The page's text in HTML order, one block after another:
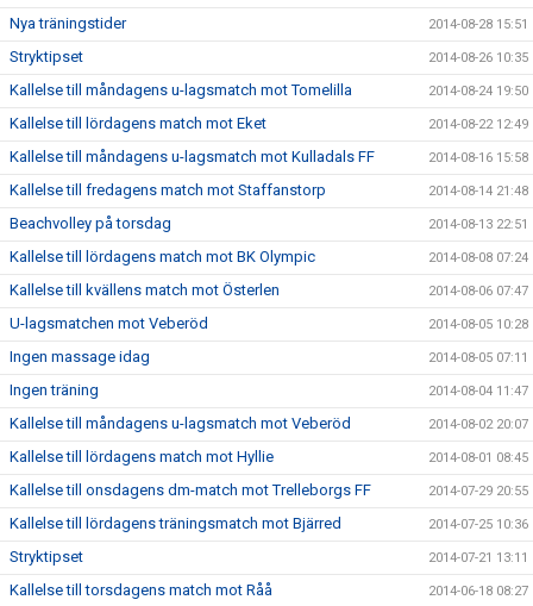
Nya träningstider 2014-08-28 15:51
Stryktipset 2014-08-26 10:35
Kallelse till måndagens u-lagsmatch mot Tomelilla 2014-08-24 19:50
Kallelse till lördagens match mot Eket 2014-08-22 12:49
Kallelse till måndagens u-lagsmatch mot Kulladals FF 2014-08-16 15:58
Kallelse till fredagens match mot Staffanstorp 2014-08-14 21:48
Beachvolley på torsdag 2014-08-13 22:51
Kallelse till lördagens match mot BK Olympic 2014-08-08 07:24
Kallelse till kvällens match mot Österlen 2014-08-06 07:47
U-lagsmatchen mot Veberöd 2014-08-05 10:28
Ingen massage idag 2014-08-05 07:11
Ingen träning 2014-08-04 11:47
Kallelse till måndagens u-lagsmatch mot Veberöd 2014-08-02 20:07
Kallelse till lördagens match mot Hyllie 2014-08-01 08:45
Kallelse till onsdagens dm-match mot Trelleborgs FF 2014-07-29 20:55
Kallelse till lördagens träningsmatch mot Bjärred 2014-07-25 10:36
Stryktipset 2014-07-21 13:11
Kallelse till torsdagens match mot Råå 2014-06-18 08:27